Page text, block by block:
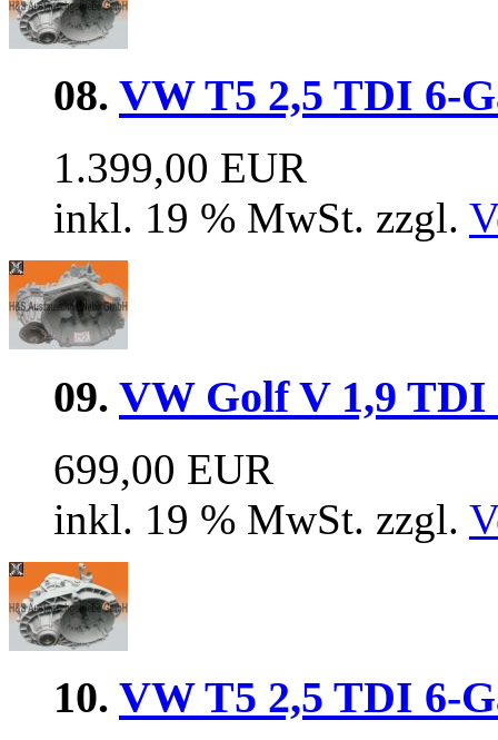
08. VW T5 2,5 TDI 6-
1.399,00 EUR
inkl. 19 % MwSt. zzgl.
09. VW Golf V 1,9 TDI
699,00 EUR
inkl. 19 % MwSt. zzgl.
10. VW T5 2,5 TDI 6-